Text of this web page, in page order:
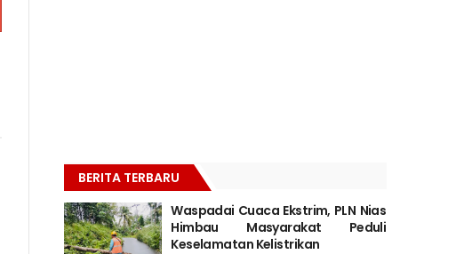
BERITA TERBARU
Waspadai Cuaca Ekstrim, PLN Nias
Himbau Masyarakat Peduli
Keselamatan Kelistrikan